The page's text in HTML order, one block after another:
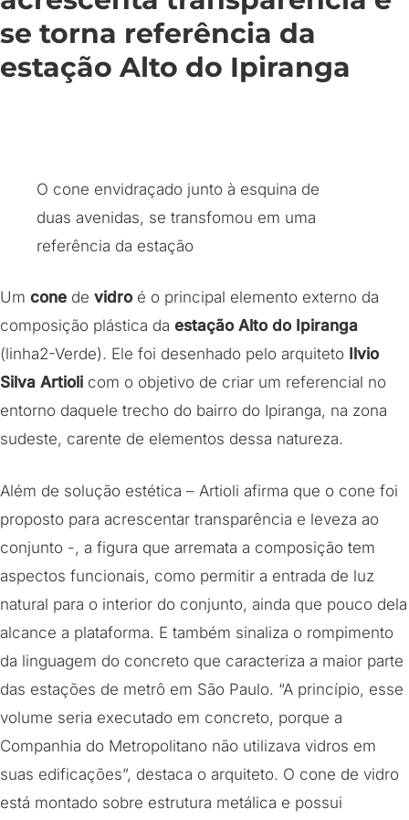
se torna referência da
estação Alto do Ipiranga
O cone envidraçado junto à esquina de
duas avenidas, se transfomou em uma
referência da estação
Um cone de vidro é o principal elemento externo da
composição plástica da estação Alto do Ipiranga
(linha2-Verde). Ele foi desenhado pelo arquiteto
Ilvio
Silva Artioli com o objetivo de criar um referencial no
entorno daquele trecho do bairro do Ipiranga, na zona
sudeste, carente de elementos dessa natureza.
Além de solução estética – Artioli afirma que o cone foi
proposto para acrescentar transparência e leveza ao
conjunto -, a figura que arremata a composição tem
aspectos funcionais, como permitir a entrada de luz
natural para o interior do conjunto, ainda que pouco dela
alcance a plataforma. E também sinaliza o rompimento
da linguagem do concreto que caracteriza a maior parte
das estações de metrô em São Paulo. “A princípio, esse
volume seria executado em concreto, porque a
Companhia do Metropolitano não utilizava vidros em
suas edificações”, destaca o arquiteto. O cone de vidro
está montado sobre estrutura metálica e possui